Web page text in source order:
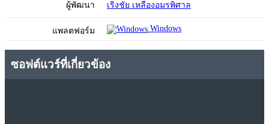
ผู้พัฒนา เริงชัย เหลืองอมรพิศาล
แพลตฟอร์ม Windows
ซอฟต์แวร์ที่เกี่ยวข้อง